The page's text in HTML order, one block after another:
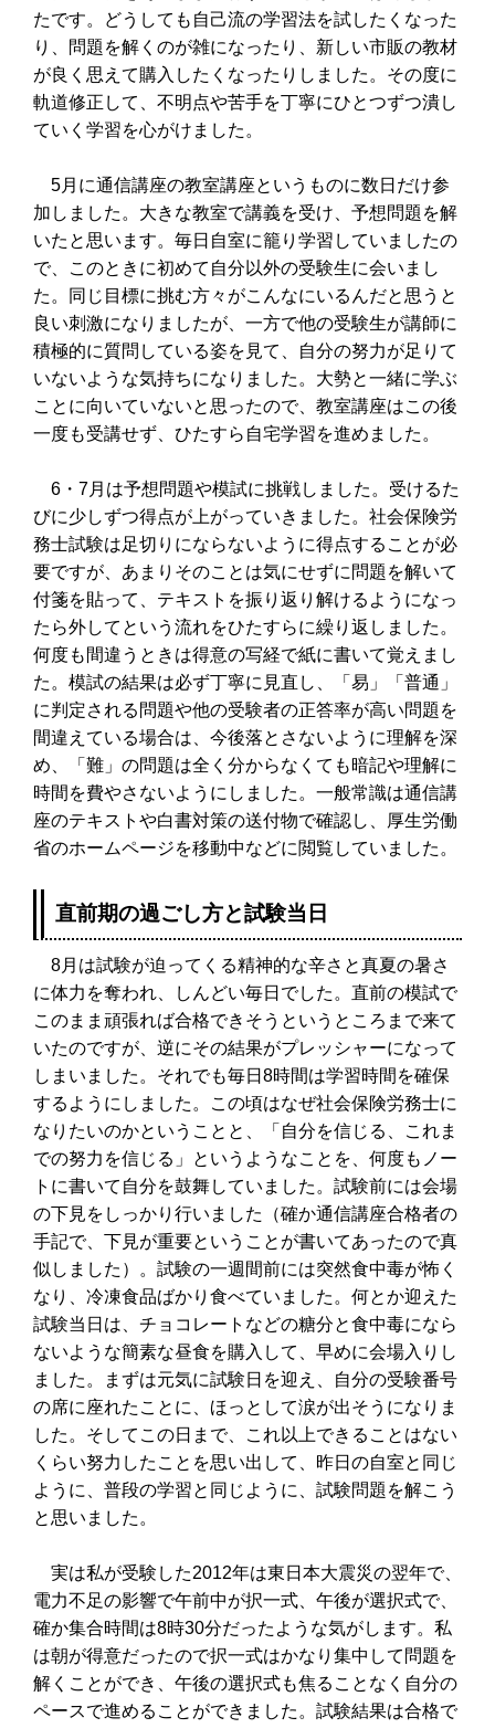
たです。どうしても自己流の学習法を試したくなった
り、問題を解くのが雑になったり、新しい市販の教材
が良く思えて購入したくなったりしました。その度に
軌道修正して、不明点や苦手を丁寧にひとつずつ潰し
ていく学習を心がけました。
5月に通信講座の教室講座というものに数日だけ参
加しました。大きな教室で講義を受け、予想問題を解
いたと思います。毎日自室に籠り学習していましたの
で、このときに初めて自分以外の受験生に会いまし
た。同じ目標に挑む方々がこんなにいるんだと思うと
良い刺激になりましたが、一方で他の受験生が講師に
積極的に質問している姿を見て、自分の努力が足りて
いないような気持ちになりました。大勢と一緒に学ぶ
ことに向いていないと思ったので、教室講座はこの後
一度も受講せず、ひたすら自宅学習を進めました。
6・7月は予想問題や模試に挑戦しました。受けるた
びに少しずつ得点が上がっていきました。社会保険労
務士試験は足切りにならないように得点することが必
要ですが、あまりそのことは気にせずに問題を解いて
付箋を貼って、テキストを振り返り解けるようになっ
たら外してという流れをひたすらに繰り返しました。
何度も間違うときは得意の写経で紙に書いて覚えまし
た。模試の結果は必ず丁寧に見直し、「易」「普通」
に判定される問題や他の受験者の正答率が高い問題を
間違えている場合は、今後落とさないように理解を深
め、「難」の問題は全く分からなくても暗記や理解に
時間を費やさないようにしました。一般常識は通信講
座のテキストや白書対策の送付物で確認し、厚生労働
省のホームページを移動中などに閲覧していました。
直前期の過ごし方と試験当日
8月は試験が迫ってくる精神的な辛さと真夏の暑さ
に体力を奪われ、しんどい毎日でした。直前の模試で
このまま頑張れば合格できそうというところまで来て
いたのですが、逆にその結果がプレッシャーになって
しまいました。それでも毎日8時間は学習時間を確保
するようにしました。この頃はなぜ社会保険労務士に
なりたいのかということと、「自分を信じる、これま
での努力を信じる」というようなことを、何度もノー
トに書いて自分を鼓舞していました。試験前には会場
の下見をしっかり行いました（確か通信講座合格者の
手記で、下見が重要ということが書いてあったので真
似しました）。試験の一週間前には突然食中毒が怖く
なり、冷凍食品ばかり食べていました。何とか迎えた
試験当日は、チョコレートなどの糖分と食中毒になら
ないような簡素な昼食を購入して、早めに会場入りし
ました。まずは元気に試験日を迎え、自分の受験番号
の席に座れたことに、ほっとして涙が出そうになりま
した。そしてこの日まで、これ以上できることはない
くらい努力したことを思い出して、昨日の自室と同じ
ように、普段の学習と同じように、試験問題を解こう
と思いました。
実は私が受験した2012年は東日本大震災の翌年で、
電力不足の影響で午前中が択一式、午後が選択式で、
確か集合時間は8時30分だったような気がします。私
は朝が得意だったので択一式はかなり集中して問題を
解くことができ、午後の選択式も焦ることなく自分の
ペースで進めることができました。試験結果は合格で